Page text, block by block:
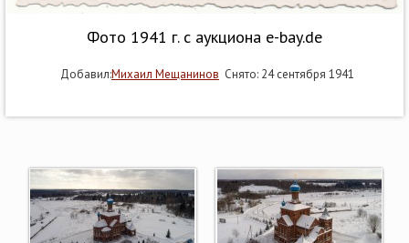
Фото 1941 г. с аукциона e-bay.de
Добавил:Михаил Мещанинов Снято: 24 сентября 1941